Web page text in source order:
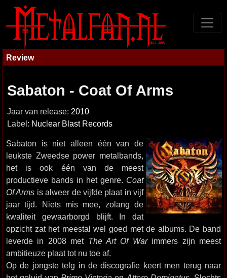
Review
Sabaton - Coat Of Arms
Jaar van release: 2010
Label: Nuclear Blast Records
Sabaton is niet alleen één van de
leukste Zweedse power metalbands,
het is ook één van de meest
productieve bands in het genre. Coat
Of Arms is alweer de vijfde plaat in vijf
jaar tijd. Niets mis mee, zolang de
kwaliteit gewaarborgd blijft. In dat
opzicht zat het meestal wel goed met de albums. De band
leverde in 2008 met The Art Of Warimmers zijn meest
ambitieuze plaat tot nu toe af.
Op de jongste telg in de discografie keert men terug naar